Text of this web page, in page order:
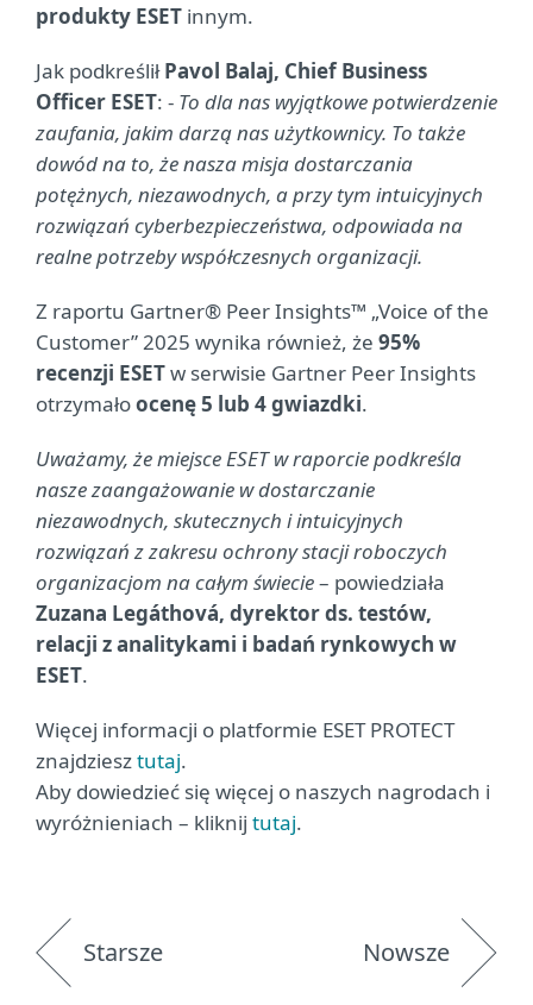
produkty ESET innym.
Jak podkreśliłPavol Balaj, Chief Business
Officer ESET: - To dla nas wyjątkowe potwierdzenie
zaufania, jakim darzą nas użytkownicy. To także
dowód na to, że nasza misja dostarczania
potężnych, niezawodnych, a przy tym intuicyjnych
rozwiązań cyberbezpieczeństwa, odpowiada na
realne potrzeby współczesnych organizacji.
Z raportu Gartner® Peer Insights™ „Voice of the
Customer” 2025 wynika również, że 95%
recenzji ESETw serwisie Gartner Peer Insights
otrzymałoocenę 5 lub 4 gwiazdki.
Uważamy, że miejsce ESET w raporcie podkreśla
nasze zaangażowanie w dostarczanie
niezawodnych, skutecznych i intuicyjnych
rozwiązań z zakresu ochrony stacji roboczych
organizacjom na całym świecie– powiedziała
Zuzana Legáthová, dyrektor ds. testów,
relacji z analitykami i badań rynkowych w
ESET.
Więcej informacji o platformie ESET PROTECT
znajdziesztutaj.
Aby dowiedzieć się więcej o naszych nagrodach i
wyróżnieniach – kliknij tutaj.
Starsze Nowsze